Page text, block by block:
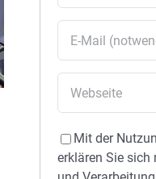
Mit der
erklären Sie sich